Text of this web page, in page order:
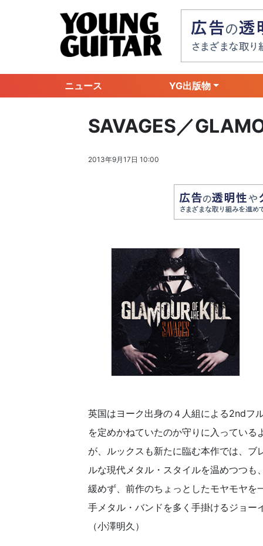
ニュース YG出版物
SAVAGES／
2013年9月17日 10:00
英国はヨーク出身の４人組による2ndフ
を定めかねていたのか守りに入ってい
が、ルックスも新たに臨む本作では、
ルな現代メタル・スタイルを温めつつも
緩めず、前作のちょっとしたモヤモヤ
手メタル・バンドを多く手掛けるジョ
（小澤明久）